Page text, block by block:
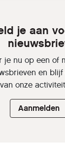
je aan
je nu op een of
en
van onze
Aanmelden